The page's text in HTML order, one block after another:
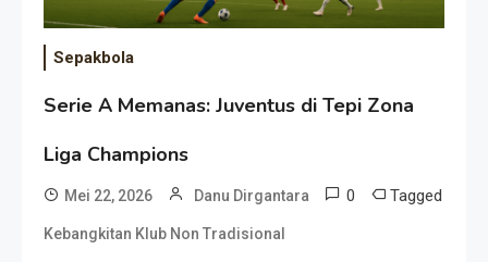
Sepakbola
Serie A Memanas: Juventus di Tepi Zona
Liga Champions
Mei 22, 2026 Danu Dirgantara 0 Tagged
Kebangkitan Klub Non Tradisional